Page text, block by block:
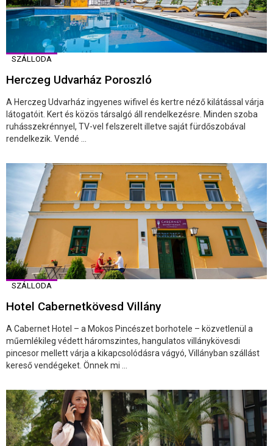
SZÁLLODA
Herczeg Udvarház Poroszló
A Herczeg Udvarház ingyenes wifivel és kertre néző kilátással várja
látogatóit. Kert és közös társalgó áll rendelkezésre. Minden szoba
ruhásszekrénnyel, TV-vel felszerelt illetve saját fürdőszobával
rendelkezik. Vendé ...
SZÁLLODA
Hotel Cabernetkövesd Villány
A Cabernet Hotel – a Mokos Pincészet borhotele – közvetlenül a
műemlékileg védett háromszintes, hangulatos villánykövesdi
pincesor mellett várja a kikapcsolódásra vágyó, Villányban szállást
kereső vendégeket. Önnek mi ...